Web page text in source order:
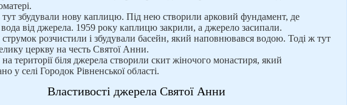
тут збудували нову каплицю. Під нею створили арковий фундамент, де
вода від джерела. 1959 року каплицю закрили, а джерело засипали.
струмок розчистили і збудували басейн, який наповнювався водою. Тоді ж тут
церкву на честь Святої Анни.
території біля джерела створили скит жіночого монастиря, який
у селі Городок Рівненської області.
Властивості джерела Святої Анни